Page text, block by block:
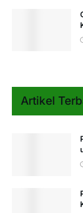
Artikel